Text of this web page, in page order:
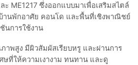
ME1217 ซึ่งออกแบบมาเพื่อเสริมสไตล์
านพักอาศัย คอนโด และพื้นที่เชิงพาณิชย์
นการใช้งาน
พสูง มีผิวสัมผัสเรียบหรู และผ่านการ
ษที่ให้ความเงางาม ทนทาน และดู